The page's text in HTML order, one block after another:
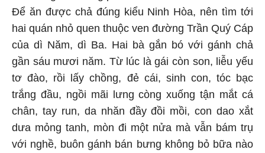
Để ăn được chả đúng kiểu Ninh Hòa, nên tìm tới
hai quán nhỏ quen thuộc ven đường Trần Quý Cáp
của dì Năm, dì Ba. Hai bà gắn bó với gánh chả
gần sáu mươi năm. Từ lúc là gái còn son, liễu yếu
tơ đào, rồi lấy chồng, đẻ cái, sinh con, tóc bạc
trắng đầu, ngồi mãi lưng còng xuống tận mắt cá
chân, tay run, da nhăn đầy đồi mồi, con dao xắt
dưa mỏng tanh, mòn đi một nửa mà vẫn bám trụ
với nghề, buôn gánh bán bưng không bỏ bữa nào